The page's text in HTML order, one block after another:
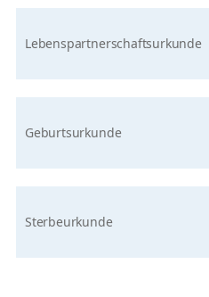
Lebenspartnerschaftsurkunde
Geburtsurkunde
Sterbeurkunde